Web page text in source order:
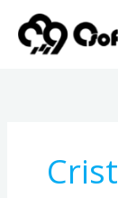
contenido